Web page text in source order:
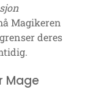
Magikeren
deres
Mage